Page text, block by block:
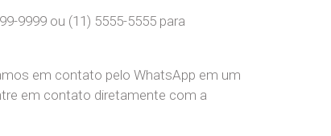
9999 ou (11) 5555-5555 para
em contato pelo WhatsApp em um
em contato diretamente com a